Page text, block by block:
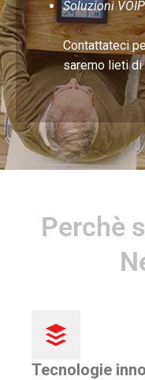
Soluzioni
Contattateci
saremo lieti
Perchè
Tecnologie